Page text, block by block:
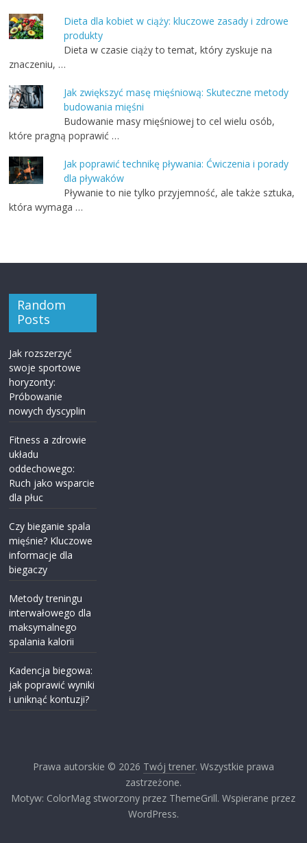
Dieta dla kobiet w ciąży: kluczowe zasady i zdrowe
produkty
Dieta w czasie ciąży to temat, który zyskuje na
znaczeniu, …
Jak zwiększyć masę mięśniową: Skuteczne metody
budowania mięśni
Budowanie masy mięśniowej to cel wielu osób,
które pragną poprawić …
Jak poprawić technikę pływania: Ćwiczenia i porady
dla pływaków
Pływanie to nie tylko przyjemność, ale także sztuka,
która wymaga …
Random
Posts
Jak rozszerzyć
swoje sportowe
horyzonty:
Próbowanie
nowych dyscyplin
Fitness a zdrowie
układu
oddechowego:
Ruch jako wsparcie
dla płuc
Czy bieganie spala
mięśnie? Kluczowe
informacje dla
biegaczy
Metody treningu
interwałowego dla
maksymalnego
spalania kalorii
Kadencja biegowa:
jak poprawić wyniki
i uniknąć kontuzji?
Prawa autorskie © 2026 Twój trener. Wszystkie prawa
zastrzeżone.
Motyw: ColorMag stworzony przez ThemeGrill. Wspierane przez
WordPress.